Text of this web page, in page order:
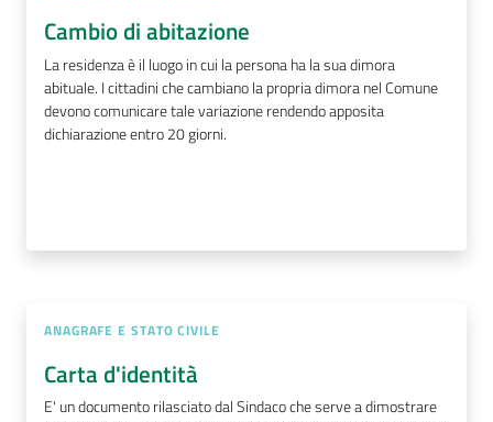
Cambio di abitazione
La residenza è il luogo in cui la persona ha la sua dimora
abituale. I cittadini che cambiano la propria dimora nel Comune
devono comunicare tale variazione rendendo apposita
dichiarazione entro 20 giorni.
ANAGRAFE E STATO CIVILE
Carta d'identità
E' un documento rilasciato dal Sindaco che serve a dimostrare